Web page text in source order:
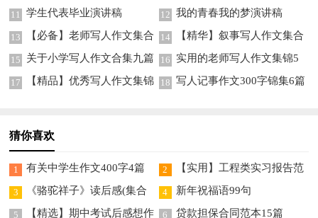
稿
集五篇
11 学生代表毕业演讲稿 12 我的青春我的梦演讲稿
【热】
13
【必备】老师写人作文集合
8篇
14
【精华】叙事写人作文集合
五篇
15 关于小学写人作文合集九篇 16
实用的老师写人作文集锦5
篇
17
【精品】优秀写人作文集锦
18 写人记事作文300字锦集6篇
猜你喜欢
1 有关中学生作文400字4篇 2
【实用】工程类实习报告范
文集合10篇
3
《骆驼祥子》读后感(集合
15篇)
4 新年祝福语99句
5 【精选】期中考试后感想作 6 贷款担保合同范本15篇